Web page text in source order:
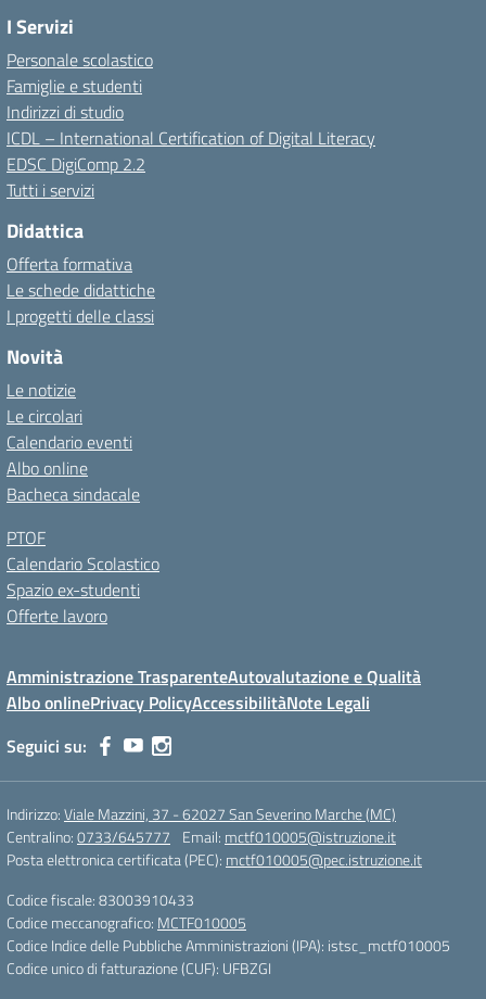
I Servizi
Personale scolastico
Famiglie e studenti
Indirizzi di studio
ICDL – International Certification of Digital Literacy
EDSC DigiComp 2.2
Tutti i servizi
Didattica
Offerta formativa
Le schede didattiche
I progetti delle classi
Novità
Le notizie
Le circolari
Calendario eventi
Albo online
Bacheca sindacale
PTOF
Calendario Scolastico
Spazio ex-studenti
Offerte lavoro
Amministrazione TrasparenteAutovalutazione e Qualità
Albo onlinePrivacy PolicyAccessibilitàNote Legali
Seguici su:
Indirizzo:Viale Mazzini, 37 - 62027 San Severino Marche (MC)
Centralino:0733/645777 Email: mctf010005@istruzione.it
Posta elettronica certificata (PEC): mctf010005@pec.istruzione.it
Codice fiscale: 83003910433
Codice meccanografico: MCTF010005
Codice Indice delle Pubbliche Amministrazioni (IPA): istsc_mctf010005
Codice unico di fatturazione (CUF): UFBZGI